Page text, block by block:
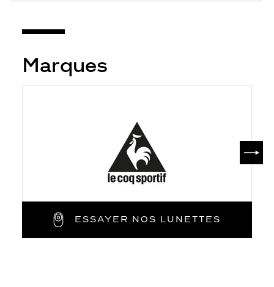
Marques
ESSAYER NOS LUNETTES